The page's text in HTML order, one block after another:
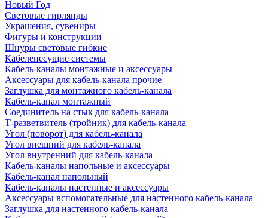
Новый Год
Световые гирлянды
Украшения, сувениры
Фигуры и конструкции
Шнуры световые гибкие
Кабеленесущие системы
Кабель-каналы монтажные и аксессуары
Аксессуары для кабель-канала прочие
Заглушка для монтажного кабель-канала
Кабель-канал монтажный
Соединитель на стык для кабель-канала
Т-разветвитель (тройник) для кабель-канала
Угол (поворот) для кабель-канала
Угол внешний для кабель-канала
Угол внутренний для кабель-канала
Кабель-каналы напольные и аксессуары
Кабель-канал напольный
Кабель-каналы настенные и аксессуары
Аксессуары вспомогательные для настенного кабель-канала
Заглушка для настенного кабель-канала